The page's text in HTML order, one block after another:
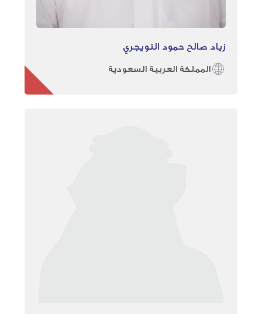
زياد صالح حمود التويجري
المملكة العربية السعودية